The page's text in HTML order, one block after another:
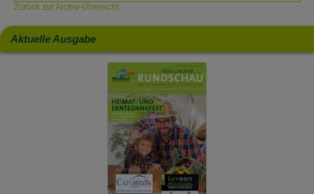
Zurück zur Archiv-Übersicht
Aktuelle Ausgabe